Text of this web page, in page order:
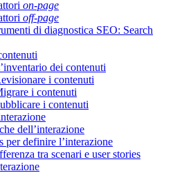
on-page
off-page
di diagnostica SEO: Search
dei contenuti
i contenuti
i contenuti
i contenuti
dell’interazione
per definire l’interazione
tra scenari e user stories